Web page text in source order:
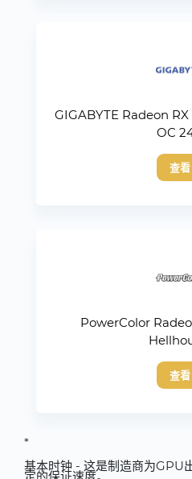
GIGABYTE Radeon
OC
查看
PowerColor
查看
*
基本时钟 - 这是制造商为GPU